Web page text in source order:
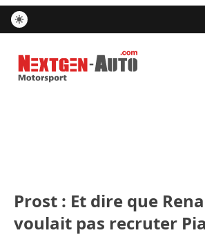
Nextgen-Auto.com
Prost : Et dire que
voulait pas recruter